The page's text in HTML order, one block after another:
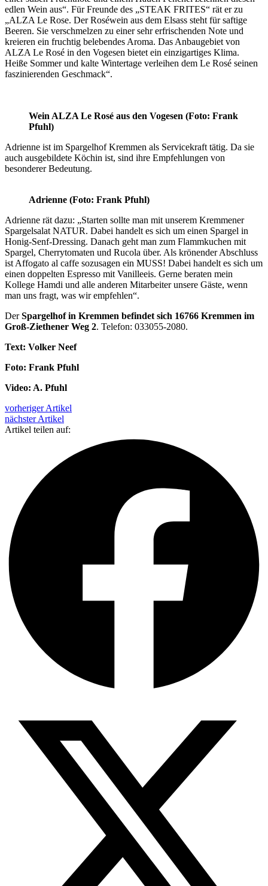
edlen Wein aus“. Für Freunde des „STEAK FRITES“ rät er zu
„ALZA Le Rose. Der Roséwein aus dem Elsass steht für saftige
Beeren. Sie verschmelzen zu einer sehr erfrischenden Note und
kreieren ein fruchtig belebendes Aroma. Das Anbaugebiet von
ALZA Le Rosé in den Vogesen bietet ein einzigartiges Klima.
Heiße Sommer und kalte Wintertage verleihen dem Le Rosé seinen
faszinierenden Geschmack“.
Wein ALZA Le Rosé aus den Vogesen (Foto: Frank
Pfuhl)
Adrienne ist im Spargelhof Kremmen als Servicekraft tätig. Da sie
auch ausgebildete Köchin ist, sind ihre Empfehlungen von
besonderer Bedeutung.
Adrienne (Foto: Frank Pfuhl)
Adrienne rät dazu: „Starten sollte man mit unserem Kremmener
Spargelsalat NATUR. Dabei handelt es sich um einen Spargel in
Honig-Senf-Dressing. Danach geht man zum Flammkuchen mit
Spargel, Cherrytomaten und Rucola über. Als krönender Abschluss
ist Affogato al caffe sozusagen ein MUSS! Dabei handelt es sich um
einen doppelten Espresso mit Vanilleeis. Gerne beraten mein
Kollege Hamdi und alle anderen Mitarbeiter unsere Gäste, wenn
man uns fragt, was wir empfehlen“.
DerSpargelhof in Kremmen befindet sich 16766 Kremmen im
Groß-Ziethener Weg 2. Telefon: 033055-2080.
Text: Volker Neef
Foto: Frank Pfuhl
Video: A. Pfuhl
vorheriger Artikel
nächster Artikel
Artikel teilen auf: